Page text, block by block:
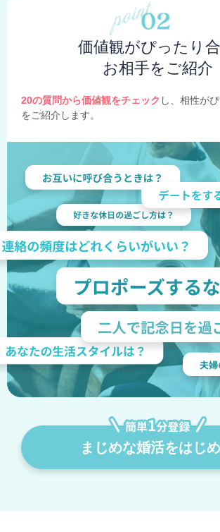
価値観がぴったり
お相手をご紹介
20の質問から価値観をチェック し、相性が
をご紹介します。
まじめな婚活をはじ